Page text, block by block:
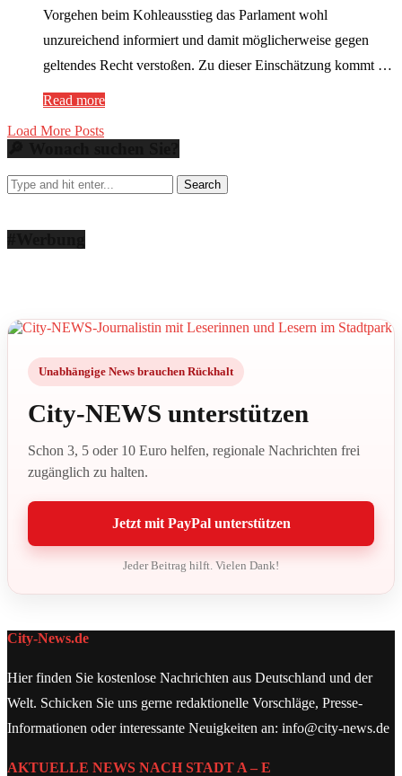
Vorgehen beim Kohleausstieg das Parlament wohl
unzureichend informiert und damit möglicherweise gegen
geltendes Recht verstoßen. Zu dieser Einschätzung kommt …
Read more
Load More Posts
Unabhängige News brauchen Rückhalt
City-NEWS unterstützen
Schon 3, 5 oder 10 Euro helfen, regionale Nachrichten frei
zugänglich zu halten.
Jetzt mit PayPal unterstützen
Jeder Beitrag hilft. Vielen Dank!
City-News.de
Hier finden Sie kostenlose Nachrichten aus Deutschland und der
Welt. Schicken Sie uns gerne redaktionelle Vorschläge, Presse-
Informationen oder interessante Neuigkeiten an: info@city-news.de
AKTUELLE NEWS NACH STADT A – E